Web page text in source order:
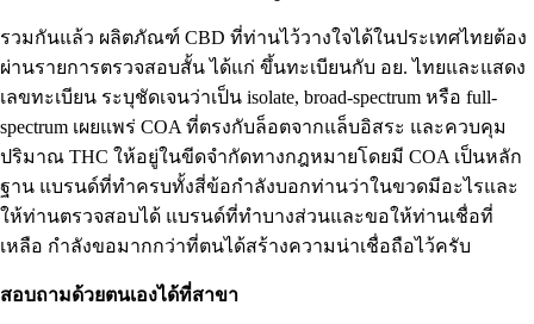
รวมกันแล้ว ผลิตภัณฑ์ CBD ที่ท่านไว้วางใจได้ในประเทศไทยต้อง
ผ่านรายการตรวจสอบสั้น ได้แก่ ขึ้นทะเบียนกับ อย. ไทยและแสดง
เลขทะเบียน ระบุชัดเจนว่าเป็น isolate, broad-spectrum หรือ full-
spectrum เผยแพร่ COA ที่ตรงกับล็อตจากแล็บอิสระ และควบคุม
ปริมาณ THC ให้อยู่ในขีดจำกัดทางกฎหมายโดยมี COA เป็นหลัก
ฐาน แบรนด์ที่ทำครบทั้งสี่ข้อกำลังบอกท่านว่าในขวดมีอะไรและ
ให้ท่านตรวจสอบได้ แบรนด์ที่ทำบางส่วนและขอให้ท่านเชื่อที่
เหลือ กำลังขอมากกว่าที่ตนได้สร้างความน่าเชื่อถือไว้ครับ
สอบถามด้วยตนเองได้ที่สาขา